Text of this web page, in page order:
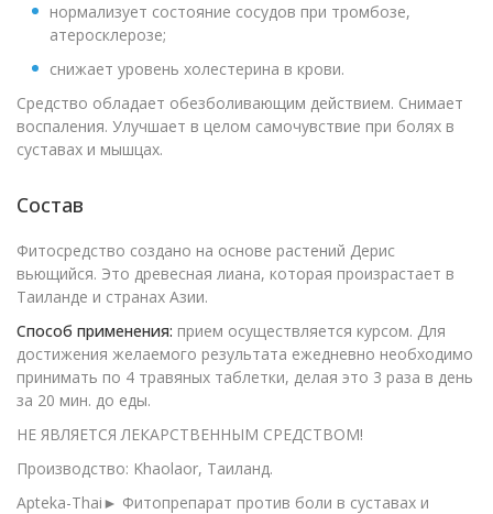
нормализует состояние сосудов при тромбозе,
атеросклерозе;
снижает уровень холестерина в крови.
Средство обладает обезболивающим действием. Снимает
воспаления. Улучшает в целом самочувствие при болях в
суставах и мышцах.
Состав
Фитосредство создано на основе растений Дерис
вьющийся. Это древесная лиана, которая произрастает в
Таиланде и странах Азии.
Способ применения: прием осуществляется курсом. Для
достижения желаемого результата ежедневно необходимо
принимать по 4 травяных таблетки, делая это 3 раза в день
за 20 мин. до еды.
НЕ ЯВЛЯЕТСЯ ЛЕКАРСТВЕННЫМ СРЕДСТВОМ!
Производство: Khaolaor, Таиланд.
Apteka-Thai► Фитопрепарат против боли в суставах и